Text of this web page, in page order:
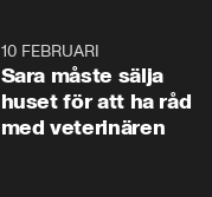
10 FEBRUARI
Sara måste sälja
huset för att ha råd
med veterinären